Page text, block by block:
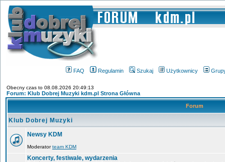
FAQ Regulamin Szukaj Użytkownicy
Obecny czas to 08.08.2026 20:49:13
Forum: Klub Dobrej Muzyki kdm.pl Strona Główna
Forum
Klub Dobrej Muzyki
Newsy KDM
Moderatorteam KDM
Koncerty, festiwale, wydarzenia